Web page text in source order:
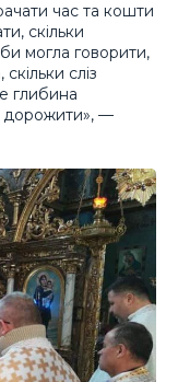
час та кошти
скільки
могла говорити,
сліз
глибина
дорожити», —